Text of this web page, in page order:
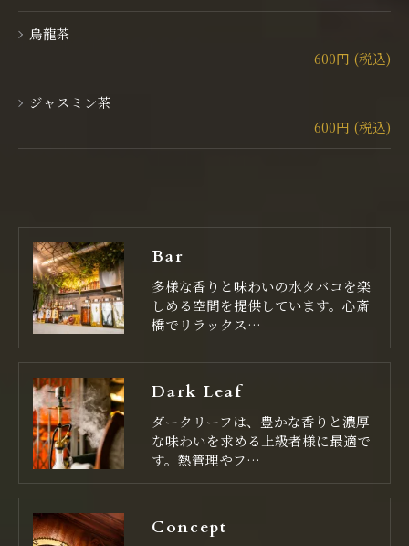
烏龍茶
600円 (税込)
ジャスミン茶
600円 (税込)
Bar
多様な香りと味わいの水タバコを楽
しめる空間を提供しています。心斎
橋でリラックス…
Dark Leaf
ダークリーフは、豊かな香りと濃厚
な味わいを求める上級者様に最適で
す。熱管理やフ…
Concept